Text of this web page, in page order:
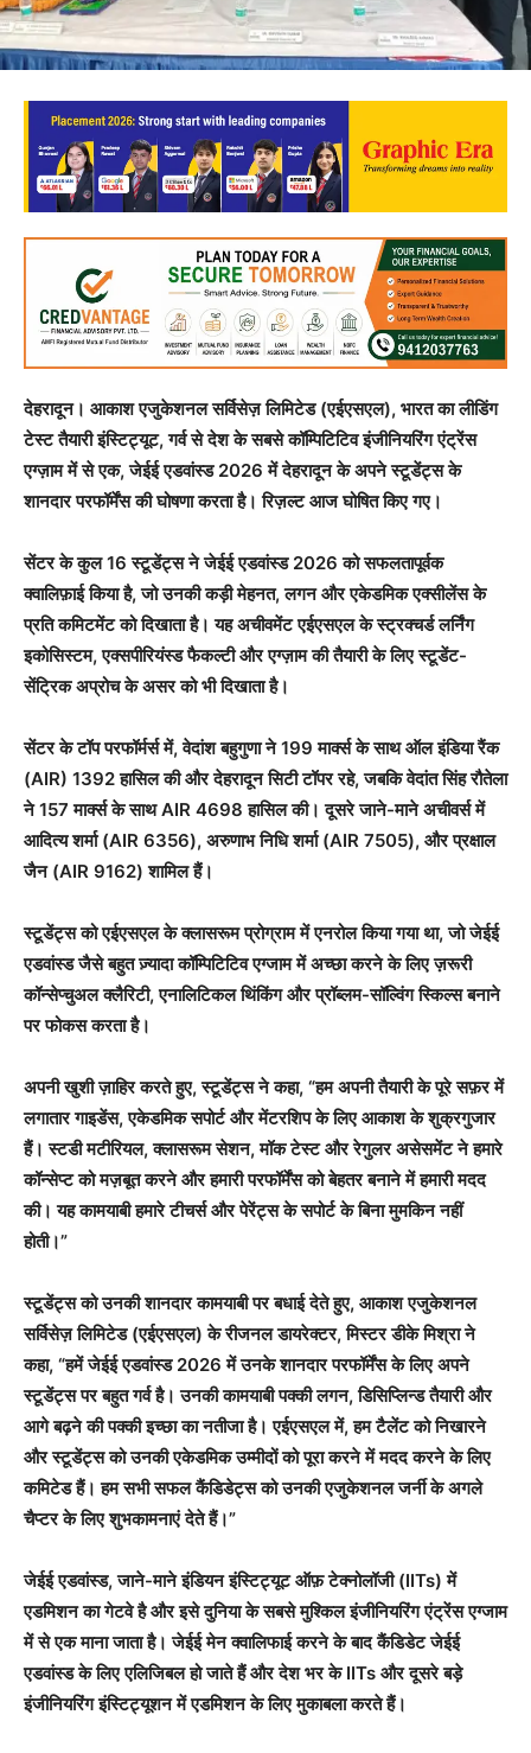
देहरादून। आकाश एजुकेशनल सर्विसेज़ लिमिटेड (एईएसएल), भारत का लीडिंग
टेस्ट तैयारी इंस्टिट्यूट, गर्व से देश के सबसे कॉम्पिटिटिव इंजीनियरिंग एंट्रेंस
एग्ज़ाम में से एक, जेईई एडवांस्ड 2026 में देहरादून के अपने स्टूडेंट्स के
शानदार परफॉर्मेंस की घोषणा करता है। रिज़ल्ट आज घोषित किए गए।
सेंटर के कुल 16 स्टूडेंट्स ने जेईई एडवांस्ड 2026 को सफलतापूर्वक
क्वालिफ़ाई किया है, जो उनकी कड़ी मेहनत, लगन और एकेडमिक एक्सीलेंस के
प्रति कमिटमेंट को दिखाता है। यह अचीवमेंट एईएसएल के स्ट्रक्चर्ड लर्निंग
इकोसिस्टम, एक्सपीरियंस्ड फैकल्टी और एग्ज़ाम की तैयारी के लिए स्टूडेंट-
सेंट्रिक अप्रोच के असर को भी दिखाता है।
सेंटर के टॉप परफॉर्मर्स में, वेदांश बहुगुणा ने 199 मार्क्स के साथ ऑल इंडिया रैंक
(AIR) 1392 हासिल की और देहरादून सिटी टॉपर रहे, जबकि वेदांत सिंह रौतेला
ने 157 मार्क्स के साथ AIR 4698 हासिल की। दूसरे जाने-माने अचीवर्स में
आदित्य शर्मा (AIR 6356), अरुणाभ निधि शर्मा (AIR 7505), और प्रक्षाल
जैन (AIR 9162) शामिल हैं।
स्टूडेंट्स को एईएसएल के क्लासरूम प्रोग्राम में एनरोल किया गया था, जो जेईई
एडवांस्ड जैसे बहुत ज़्यादा कॉम्पिटिटिव एग्जाम में अच्छा करने के लिए ज़रूरी
कॉन्सेप्चुअल क्लैरिटी, एनालिटिकल थिंकिंग और प्रॉब्लम-सॉल्विंग स्किल्स बनाने
पर फोकस करता है।
अपनी खुशी ज़ाहिर करते हुए, स्टूडेंट्स ने कहा, “हम अपनी तैयारी के पूरे सफ़र में
लगातार गाइडेंस, एकेडमिक सपोर्ट और मेंटरशिप के लिए आकाश के शुक्रगुजार
हैं। स्टडी मटीरियल, क्लासरूम सेशन, मॉक टेस्ट और रेगुलर असेसमेंट ने हमारे
कॉन्सेप्ट को मज़बूत करने और हमारी परफॉर्मेंस को बेहतर बनाने में हमारी मदद
की। यह कामयाबी हमारे टीचर्स और पेरेंट्स के सपोर्ट के बिना मुमकिन नहीं
होती।”
स्टूडेंट्स को उनकी शानदार कामयाबी पर बधाई देते हुए, आकाश एजुकेशनल
सर्विसेज़ लिमिटेड (एईएसएल) के रीजनल डायरेक्टर, मिस्टर डीके मिश्रा ने
कहा, “हमें जेईई एडवांस्ड 2026 में उनके शानदार परफॉर्मेंस के लिए अपने
स्टूडेंट्स पर बहुत गर्व है। उनकी कामयाबी पक्की लगन, डिसिप्लिन्ड तैयारी और
आगे बढ़ने की पक्की इच्छा का नतीजा है। एईएसएल में, हम टैलेंट को निखारने
और स्टूडेंट्स को उनकी एकेडमिक उम्मीदों को पूरा करने में मदद करने के लिए
कमिटेड हैं। हम सभी सफल कैंडिडेट्स को उनकी एजुकेशनल जर्नी के अगले
चैप्टर के लिए शुभकामनाएं देते हैं।”
जेईई एडवांस्ड, जाने-माने इंडियन इंस्टिट्यूट ऑफ़ टेक्नोलॉजी (IITs) में
एडमिशन का गेटवे है और इसे दुनिया के सबसे मुश्किल इंजीनियरिंग एंट्रेंस एग्जाम
में से एक माना जाता है। जेईई मेन क्वालिफाई करने के बाद कैंडिडेट जेईई
एडवांस्ड के लिए एलिजिबल हो जाते हैं और देश भर के IITs और दूसरे बड़े
इंजीनियरिंग इंस्टिट्यूशन में एडमिशन के लिए मुकाबला करते हैं।